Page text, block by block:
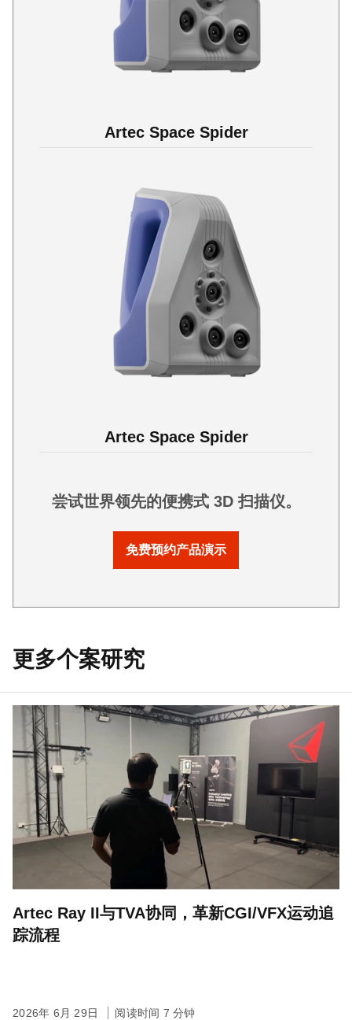
Artec Space Spider
Artec Space Spider
尝试世界领先的便携式 3D 扫描仪。
免费预约产品演示
更多个案研究
Artec Ray II与TVA协同，革新CGI/VFX运动追
踪流程
2026年 6月 29日 阅读时间 7 分钟